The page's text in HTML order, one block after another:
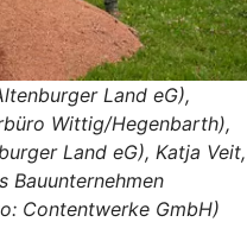
Land eG),
Wittig/Hegenbarth),
Land eG), Katja Veit,
Bauunternehmen
Contentwerke GmbH)